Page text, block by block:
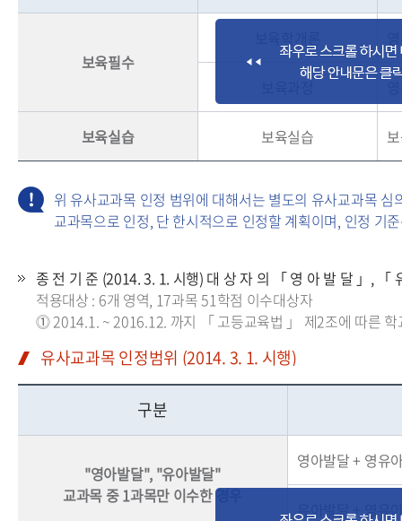
보육필수
보육과정
보육실습 보육실습
위 유사교과목 인정 범위에 대해서는 별도의 유사교과목
교과목으로 인정, 단 한시적으로 인정할 계획이며, 인정 기
종 전 기 준 (2014. 3. 1. 시행) 대 상 자 의 「 영 아 발 달 」, 「
적용대상 : 6개 영역, 17과목 51학점 이수대상자
⓵ 2014.1. ~ 2016.12. 까지 「 고등교육법 」 제2조에 따른 학
유사교과목 인정범위 (2014. 3. 1. 시행)
구분
"영아발달", "유아발달"
교과목 중 1과목만 이수한 경우
영아발달 + 영유
유아발달 + 영유